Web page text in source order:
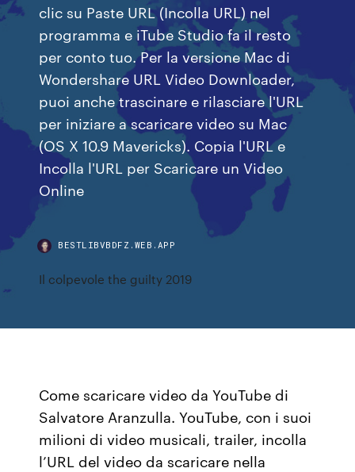
clic su Paste URL (Incolla URL) nel
programma e iTube Studio fa il resto
per conto tuo. Per la versione Mac di
Wondershare URL Video Downloader,
puoi anche trascinare e rilasciare l'URL
per iniziare a scaricare video su Mac
(OS X 10.9 Mavericks). Copia l'URL e
Incolla l'URL per Scaricare un Video
Online
BESTLIBVBDFZ.WEB.APP
Il colpevole the guilty 2019
Come scaricare video da YouTube di
Salvatore Aranzulla. YouTube, con i suoi
milioni di video musicali, trailer, incolla
l’URL del video da scaricare nella